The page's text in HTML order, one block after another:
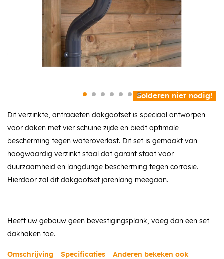
Solderen niet nodig!
Dit verzinkte, antracieten dakgootset is speciaal ontworpen
voor daken met vier schuine zijde en biedt optimale
bescherming tegen wateroverlast. Dit set is gemaakt van
hoogwaardig verzinkt staal dat garant staat voor
duurzaamheid en langdurige bescherming tegen corrosie.
Hierdoor zal dit dakgootset jarenlang meegaan.
Heeft uw gebouw geen bevestigingsplank, voeg dan een set
dakhaken toe.
Omschrijving Specificaties
Anderen bekeken ook